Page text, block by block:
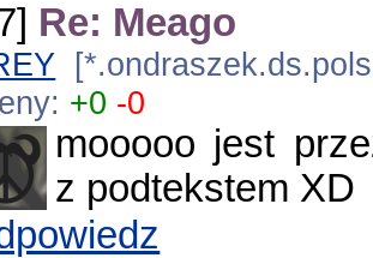
Re: Meago
+0 -0
mooooo jest
z podtekstem XD